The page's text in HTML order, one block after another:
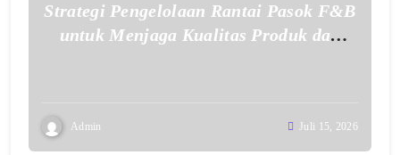
Strategi Pengelolaan Rantai Pasok F&B
untuk Menjaga Kualitas Produk dan
Admin Juli 15, 2026